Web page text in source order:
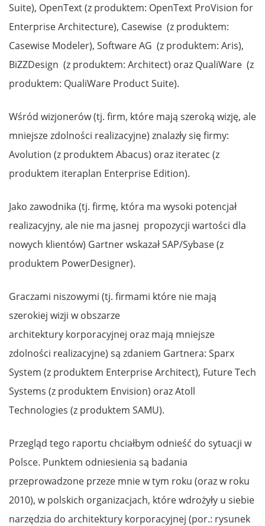
Suite), OpenText (z produktem: OpenText ProVision for
Enterprise Architecture), Casewise (z produktem:
Casewise Modeler), Software AG (z produktem: Aris),
BiZZDesign (z produktem: Architect) oraz QualiWare (z
produktem: QualiWare Product Suite).
Wśród wizjonerów (tj. firm, które mają szeroką wizję, ale
mniejsze zdolności realizacyjne) znalazły się firmy:
Avolution (z produktem Abacus) oraz iteratec (z
produktem iteraplan Enterprise Edition).
Jako zawodnika (tj. firmę, która ma wysoki potencjał
realizacyjny, ale nie ma jasnej propozycji wartości dla
nowych klientów) Gartner wskazał SAP/Sybase (z
produktem PowerDesigner).
Graczami niszowymi (tj. firmami które nie mają
szerokiej wizji w obszarze
architektury korporacyjnej oraz mają mniejsze
zdolności realizacyjne) są zdaniem Gartnera: Sparx
System (z produktem Enterprise Architect), Future Tech
Systems (z produktem Envision) oraz Atoll
Technologies (z produktem SAMU).
Przegląd tego raportu chciałbym odnieść do sytuacji w
Polsce. Punktem odniesienia są badania
przeprowadzone przeze mnie w tym roku (oraz w roku
2010), w polskich organizacjach, które wdrożyły u siebie
narzędzia do architektury korporacyjnej (por.: rysunek